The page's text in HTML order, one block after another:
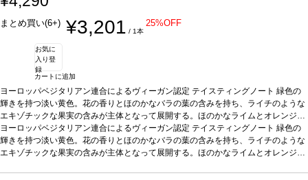
まとめ買い(6+) ¥3,201 / 1本
25%OFF
お気に
入り登
録
カートに追加
ヨーロッパベジタリアン連合によるヴィーガン認定 テイスティングノート 緑色の
輝きを持つ淡い黄色。花の香りとほのかなバラの葉の含みを持ち、ライチのような
エキゾチックな果実の含みが主体となって展開する。ほのかなライムとオレンジの
皮を持つ魅力的な酸味を示す。ミュスカの香りの凝縮度はパレリャーダのフィネス
により和らげられる。パレリャーダはほのかな甘さを持ち、フレッシュさが強調さ
れ、葡萄を食しているような官能的な感覚を与える。この特徴あるワインは個人の
ヨーロッパベジタリアン連合によるヴィーガン認定 テイスティングノート 緑色の
輝きを持つ淡い黄色。花の香りとほのかなバラの葉の含みを持ち、ライチのような
エキゾチックな果実の含みが主体となって展開する。ほのかなライムとオレンジの